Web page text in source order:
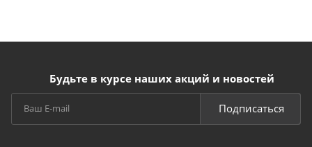
Будьте в курсе наших акций и новостей
Подписаться